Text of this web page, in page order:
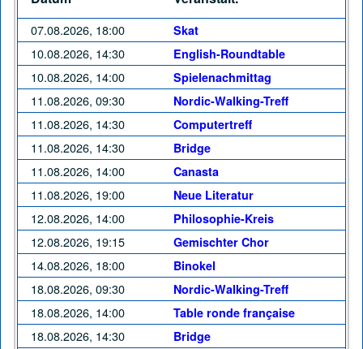
07.08.2026, 18:00 Skat
10.08.2026, 14:30 English-Roundtable
10.08.2026, 14:00 Spielenachmittag
11.08.2026, 09:30 Nordic-Walking-Treff
11.08.2026, 14:30 Computertreff
11.08.2026, 14:30 Bridge
11.08.2026, 14:00 Canasta
11.08.2026, 19:00 Neue Literatur
12.08.2026, 14:00 Philosophie-Kreis
12.08.2026, 19:15 Gemischter Chor
14.08.2026, 18:00 Binokel
18.08.2026, 09:30 Nordic-Walking-Treff
18.08.2026, 14:00 Table ronde française
18.08.2026, 14:30 Bridge